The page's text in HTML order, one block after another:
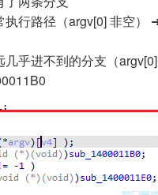
执行路径（argv[0] 非空）
几乎进不到的分支（